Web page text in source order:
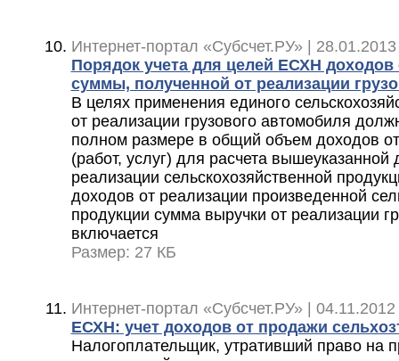
Интернет-портал «Субсчет.РУ» |
Порядок учета для целей ЕСХН доходов
суммы, полученной от реализации
В целях применения единого
от реализации грузового автомобиля
полном размере в общий объем доходов
(работ, услуг) для расчета вышеуказанной
реализации сельскохозяйственной
доходов от реализации произведенной
продукции сумма выручки от реализации
включается
Размер: 27 КБ
Интернет-портал «Субсчет.РУ» |
ЕСХН: учет доходов от продажи
Налогоплательщик, утративший право на